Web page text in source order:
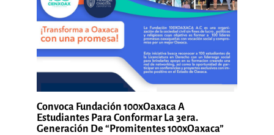
Convoca Fundación 100xOaxaca A
Estudiantes Para Conformar La 3era.
Generación De “Promitentes 100xOaxaca”